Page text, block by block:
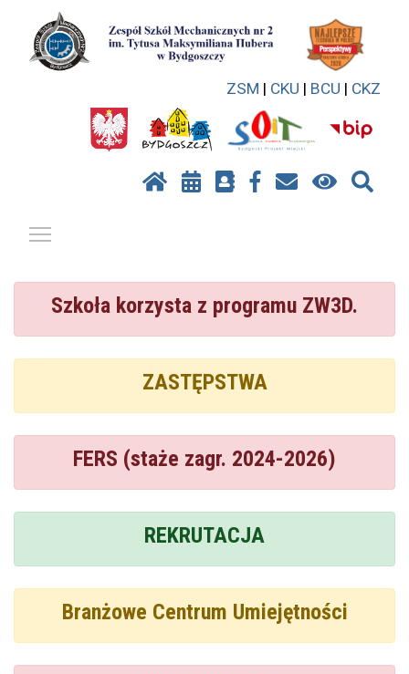
ZSM | CKU | BCU | CKZ
Szkoła korzysta z programu ZW3D.
ZASTĘPSTWA
FERS (staże zagr. 2024-2026)
REKRUTACJA
Branżowe Centrum Umiejętności